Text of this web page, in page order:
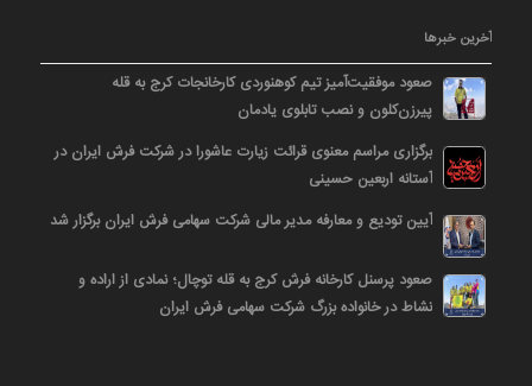
آخرین خبرها
صعود موفقیت‌آمیز تیم کوهنوردی کارخانجات کرج به قله
پیرزن‌کلون و نصب تابلوی یادمان
برگزاری مراسم معنوی قرائت زیارت عاشورا در شرکت فرش ایران در
آستانه اربعین حسینی
آیین تودیع و معارفه مدیر مالی شرکت سهامی فرش ایران برگزار شد
صعود پرسنل کارخانه فرش کرج به قله توچال؛ نمادی از اراده و
نشاط در خانواده بزرگ شرکت سهامی فرش ایران